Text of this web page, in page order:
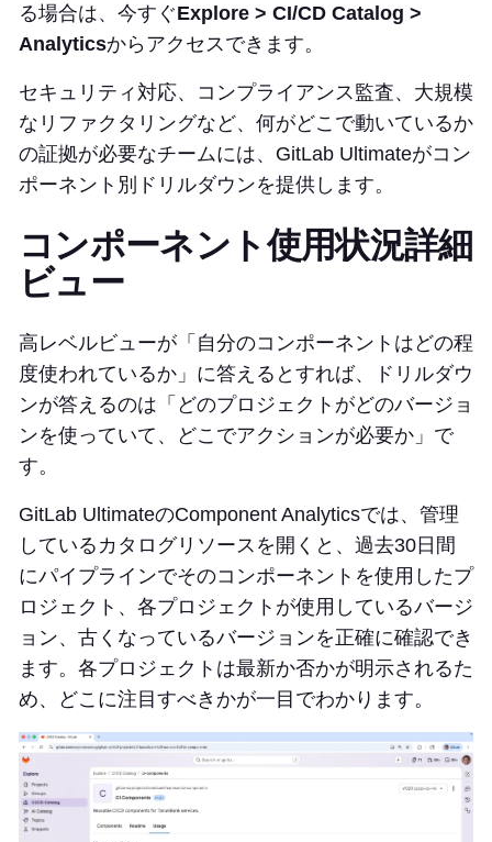
る場合は、今すぐExplore > CI/CD Catalog >
Analyticsからアクセスできます。
セキュリティ対応、コンプライアンス監査、大規模
なリファクタリングなど、何がどこで動いているか
の証拠が必要なチームには、GitLab Ultimateがコン
ポーネント別ドリルダウンを提供します。
コンポーネント使用状況詳細
ビュー
高レベルビューが「自分のコンポーネントはどの程
度使われているか」に答えるとすれば、ドリルダウ
ンが答えるのは「どのプロジェクトがどのバージョ
ンを使っていて、どこでアクションが必要か」で
す。
GitLab UltimateのComponent Analyticsでは、管理
しているカタログリソースを開くと、過去30日間
にパイプラインでそのコンポーネントを使用したプ
ロジェクト、各プロジェクトが使用しているバージ
ョン、古くなっているバージョンを正確に確認でき
ます。各プロジェクトは最新か否かが明示されるた
め、どこに注目すべきかが一目でわかります。